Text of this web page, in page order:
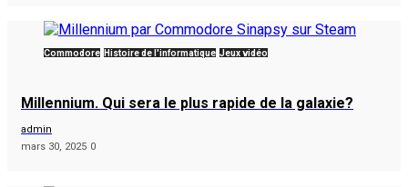
Commodore Histoire de l'informatique Jeux vidéo
Millennium. Qui sera le plus rapide de la galaxie?
admin
mars 30, 2025 0